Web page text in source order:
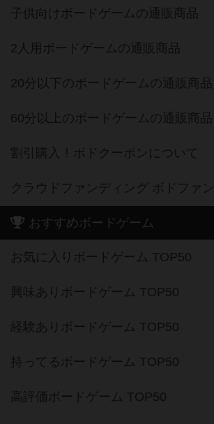
子供向けボードゲームの通販商品
2人用ボードゲームの通販商品
20分以下のボードゲームの通販商品
60分以上のボードゲームの通販商品
割引購入！ボドクーポンについて
クラウドファンディング ボドファン
おすすめボードゲーム
お気に入りボードゲーム TOP50
興味ありボードゲーム TOP50
経験ありボードゲーム TOP50
持ってるボードゲーム TOP50
高評価ボードゲーム TOP50